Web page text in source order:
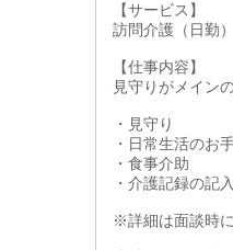
【サービス】
訪問介護（日勤）
【仕事内容】
見守りがメイン
・見守り
・日常生活のお
・食事介助
・介護記録の
※詳細は面談時